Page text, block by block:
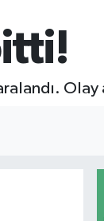
Olay